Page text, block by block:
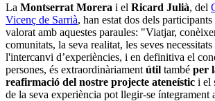
La Montserrat Morera i el Ricard Julià, del
Vicenç de Sarrià, han estat dos dels
valorat amb aquestes paraules: "Viatjar,
comunitats, la seva realitat, les seves
l'intercanvi d’experiències, i en definitiva el
persones, és extraordinàriament útil també per
reafirmació del nostre projecte ateneístic i el
de la seva experiència pot llegir-se íntegrament